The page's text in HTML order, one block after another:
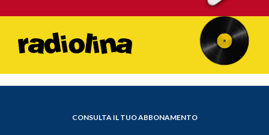
CONSULTA IL TUO ABBONAMENTO